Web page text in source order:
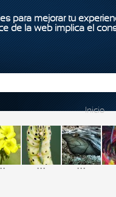
para mejorar tu
de la web implica el
Inicio
... ...